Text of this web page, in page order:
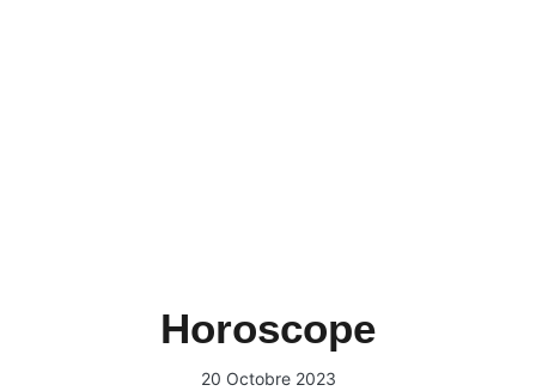
Horoscope
20 Octobre 2023